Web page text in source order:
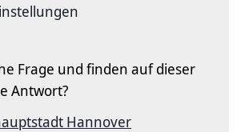
Frage und finden auf dieser
Antwort?
Hannover